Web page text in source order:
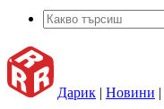
Дарик | Новини |